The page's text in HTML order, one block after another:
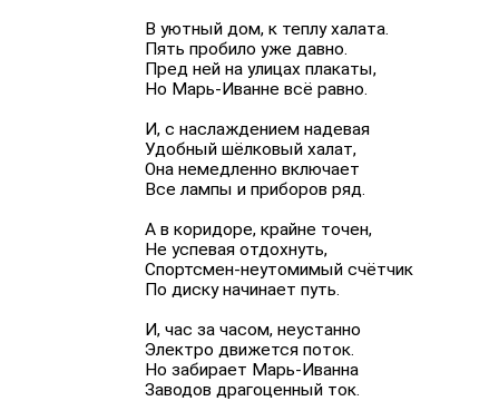
В уютный дом, к теплу халата.
Пять пробило уже давно.
Пред ней на улицах плакаты,
Но Марь-Иванне всё равно.
И, с наслаждением надевая
Удобный шёлковый халат,
Она немедленно включает
Все лампы и приборов ряд.
А в коридоре, крайне точен,
Не успевая отдохнуть,
Спортсмен-неутомимый счётчик
По диску начинает путь.
И, час за часом, неустанно
Электро движется поток.
Но забирает Марь-Иванна
Заводов драгоценный ток.